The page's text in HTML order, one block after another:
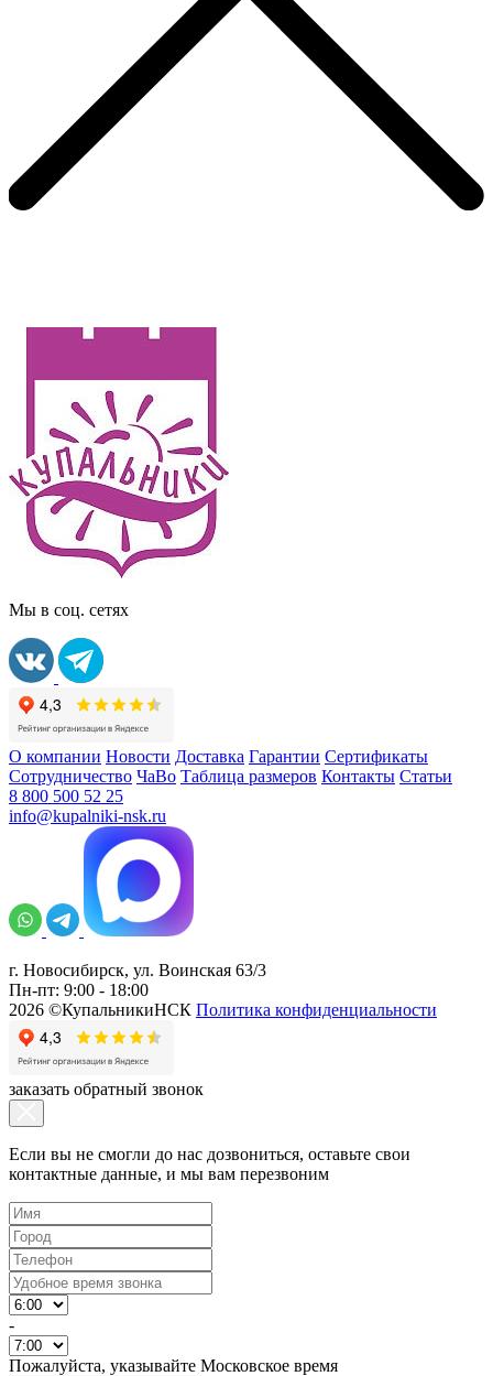
Мы в соц. сетях
О компании Новости Доставка Гарантии Сертификаты
Сотрудничество ЧаВо Таблица размеров Контакты Статьи
8 800 500 52 25
info@kupalniki-nsk.ru
г. Новосибирск, ул. Воинская 63/3
Пн-пт: 9:00 - 18:00
2026 ©КупальникиНСК Политика конфиденциальности
заказать обратный звонок
Если вы не смогли до нас дозвониться, оставьте свои
контактные данные, и мы вам перезвоним
-
Пожалуйста, указывайте Московское время